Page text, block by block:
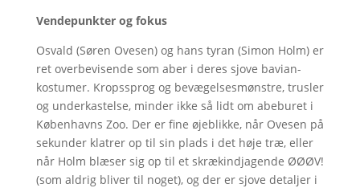
Vendepunkter og fokus
Osvald (Søren Ovesen) og hans tyran (Simon Holm) er
ret overbevisende som aber i deres sjove bavian-
kostumer. Kropssprog og bevægelsesmønstre, trusler
og underkastelse, minder ikke så lidt om abeburet i
Københavns Zoo. Der er fine øjeblikke, når Ovesen på
sekunder klatrer op til sin plads i det høje træ, eller
når Holm blæser sig op til et skrækindjagende ØØØV!
(som aldrig bliver til noget), og der er sjove detaljer i